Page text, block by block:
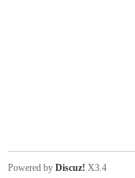
Powered by Discuz! X3.4